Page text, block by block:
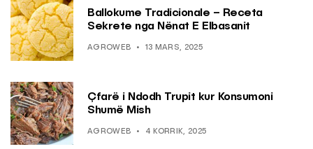
Ballokume Tradicionale – Receta
Sekrete nga Nënat E Elbasanit
AGROWEB 13 MARS, 2025
Çfarë i Ndodh Trupit kur Konsumoni
Shumë Mish
AGROWEB 4 KORRIK, 2025